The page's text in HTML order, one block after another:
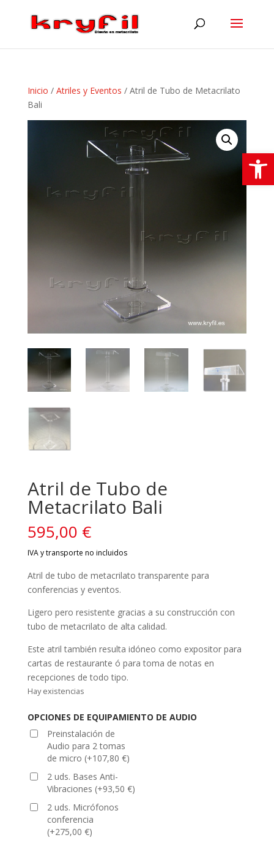
Inicio / Atriles y Eventos / Atril de Tubo de Metacrilato
Bali
Atril de Tubo de
Metacrilato Bali
595,00 €
Atril de tubo de metacrilato transparente para
conferencias y eventos.
Ligero pero resistente gracias a su construcción con
tubo de metacrilato de alta calidad.
Este atril también resulta idóneo como expositor para
cartas de restaurante ó para toma de notas en
recepciones de todo tipo.
Hay existencias
OPCIONES DE EQUIPAMIENTO DE AUDIO
Preinstalación de
Audio para 2 tomas
de micro (+107,80 €)
2 uds. Bases Anti-
Vibraciones (+93,50 €)
2 uds. Micrófonos
conferencia
(+275,00 €)